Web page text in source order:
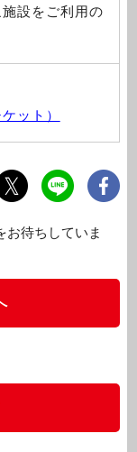
設をご利用の
ット）
お待ちしていま